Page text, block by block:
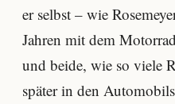
er selbst – wie
Jahren mit dem
und beide, wie so viele
später in den